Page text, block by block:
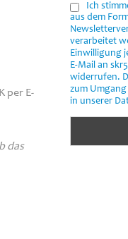
per E-
das
Ich
aus dem
verarbeitet
Einwilligung
E-Mail an
widerrufen.
zum
in unserer